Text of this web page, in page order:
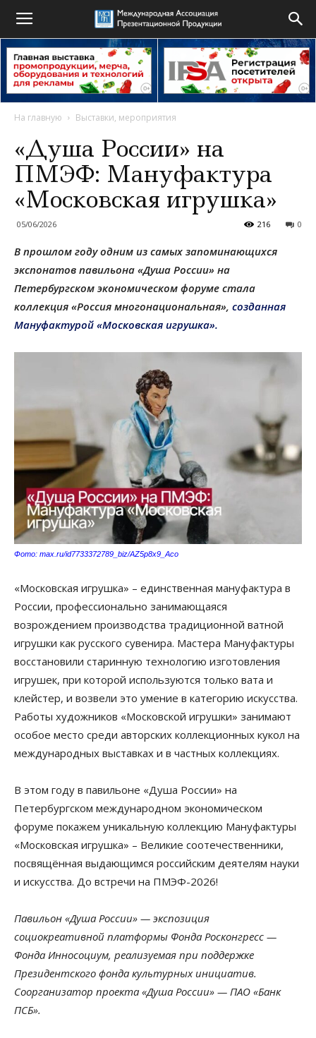
На главную Выставки, мероприятия
«Душа России» на
ПМЭФ: Мануфактура
«Московская игрушка»
05/06/2026 0
216
В прошлом году одним из самых запоминающихся
экспонатов павильона «Душа России» на
Петербургском экономическом форуме стала
коллекция «Россия многонациональная», созданная
Мануфактурой «Московская игрушка».
Фото: max.ru/id7733372789_biz/AZ5p8x9_Aco
«Московская игрушка» – единственная мануфактура в
России, профессионально занимающаяся
возрождением производства традиционной ватной
игрушки как русского сувенира. Мастера Мануфактуры
восстановили старинную технологию изготовления
игрушек, при которой используются только вата и
клейстер, и возвели это умение в категорию искусства.
Работы художников «Московской игрушки» занимают
особое место среди авторских коллекционных кукол на
международных выставках и в частных коллекциях.
В этом году в павильоне «Душа России» на
Петербургском международном экономическом
форуме покажем уникальную коллекцию Мануфактуры
«Московская игрушка» – Великие соотечественники,
посвящённая выдающимся российским деятелям науки
и искусства. До встречи на ПМЭФ-2026!
Павильон «Душа России» — экспозиция
социокреативной платформы Фонда Росконгресс —
Фонда Инносоциум, реализуемая при поддержке
Президентского фонда культурных инициатив.
Соорганизатор проекта «Душа России» — ПАО «Банк
ПСБ».